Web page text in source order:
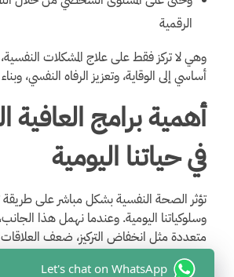
الرقمية
وهي لا تركز فقط على علاج المشكلات
أساسي إلى الوقاية، وتعزيز الرفاه النفسي،
أهمية برامج العافية
في حياتنا اليومية
تؤثر الصحة النفسية بشكل مباشر على طريقة
وسلوكياتنا اليومية. وعندما نهمل هذا
متعددة مثل انخفاض التركيز، ضعف العلاقات
الأداء في العمل.
Let's chat on WhatsApp